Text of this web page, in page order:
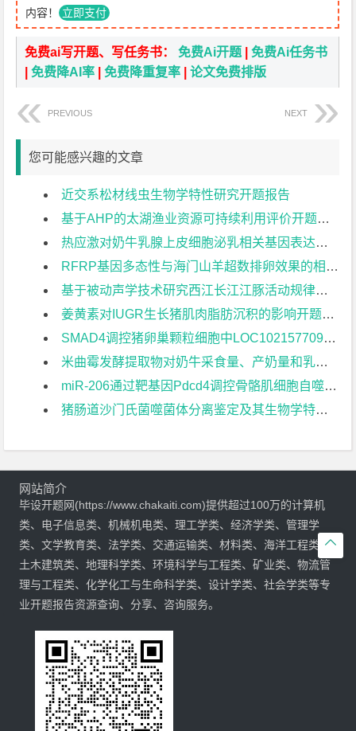
内容！ 立即支付
免费ai写开题、写任务书：免费Ai开题 |免费Ai任务书
|免费降AI率 |免费降重复率 |论文免费排版
PREVIOUS NEXT
您可能感兴趣的文章
近交系松材线虫生物学特性研究开题报告
基于AHP的太湖渔业资源可持续利用评价开题报告
热应激对奶牛乳腺上皮细胞泌乳相关基因表达的影响开题报告
RFRP基因多态性与海门山羊超数排卵效果的相关性分析开题报告
基于被动声学技术研究西江长江江豚活动规律及声信特征开题报告
姜黄素对IUGR生长猪肌肉脂肪沉积的影响开题报告
SMAD4调控猪卵巢颗粒细胞中LOC102157709表达的机制开题报告
米曲霉发酵提取物对奶牛采食量、产奶量和乳成分的影响开题报告
miR-206通过靶基因Pdcd4调控骨骼肌细胞自噬的研究开题报告
猪肠道沙门氏菌噬菌体分离鉴定及其生物学特性研究开题报告

网站简介
毕设开题网(https://www.chakaiti.com)提供超过100万的计算机
类、电子信息类、机械机电类、理工学类、经济学类、管理学
类、文学教育类、法学类、交通运输类、材料类、海洋工程类、
土木建筑类、地理科学类、环境科学与工程类、矿业类、物流管
理与工程类、化学化工与生命科学类、设计学类、社会学类等专
业开题报告资源查询、分享、咨询服务。